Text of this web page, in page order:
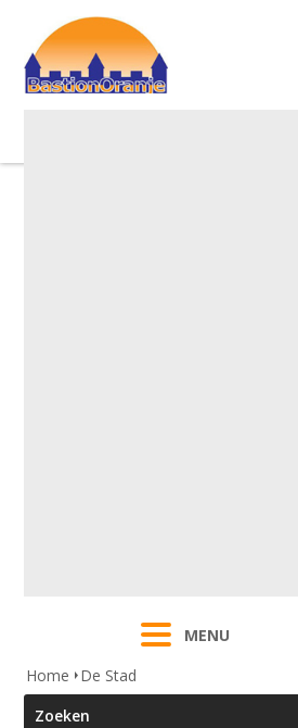
MENU
Home
De Stad
Zoeken